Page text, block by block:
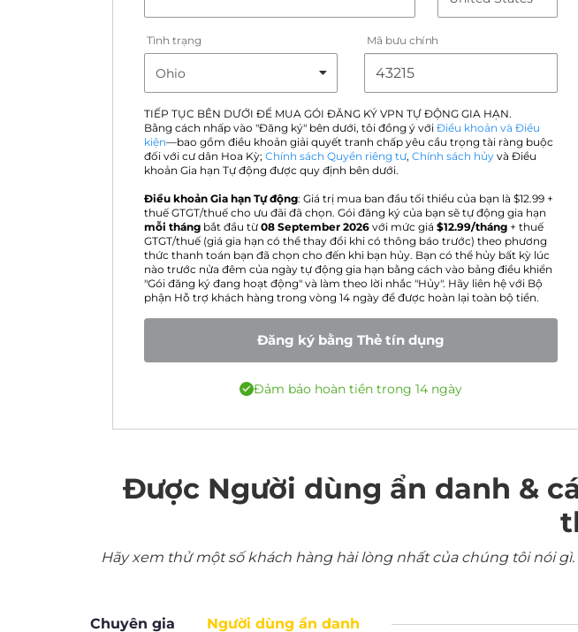
Tình trạng Mã bưu chính
TIẾP TỤC BÊN DƯỚI ĐỂ MUA GÓI ĐĂNG KÝ VPN TỰ ĐỘNG GIA HẠN.
Bằng cách nhấp vào "Đăng ký" bên dưới, tôi đồng ý với Điều khoản và Điều
kiện—bao gồm điều khoản giải quyết tranh chấp yêu cầu trọng tài ràng buộc
đối với cư dân Hoa Kỳ; Chính sách Quyền riêng tư, Chính sách hủy và Điều
khoản Gia hạn Tự động được quy định bên dưới.
Điều khoản Gia hạn Tự động: Giá trị mua ban đầu tối thiểu của bạn là $12.99 +
thuế GTGT/thuế cho ưu đãi đã chọn. Gói đăng ký của bạn sẽ tự động gia hạn
mỗi tháng bắt đầu từ 08 September 2026 với mức giá $12.99/tháng + thuế
GTGT/thuế (giá gia hạn có thể thay đổi khi có thông báo trước) theo phương
thức thanh toán bạn đã chọn cho đến khi bạn hủy. Bạn có thể hủy bất kỳ lúc
nào trước nửa đêm của ngày tự động gia hạn bằng cách vào bảng điều khiển
"Gói đăng ký đang hoạt động" và làm theo lời nhắc "Hủy". Hãy liên hệ với Bộ
phận Hỗ trợ khách hàng trong vòng 14 ngày để được hoàn lại toàn bộ tiền.
Đăng ký bằng Thẻ tín dụng
Đảm bảo hoàn tiền trong 14 ngày
Được Người dùng ẩn danh &
Hãy xem thử một số khách hàng hài lòng nhất của chúng tôi nói
Chuyên gia Người dùng ẩn danh